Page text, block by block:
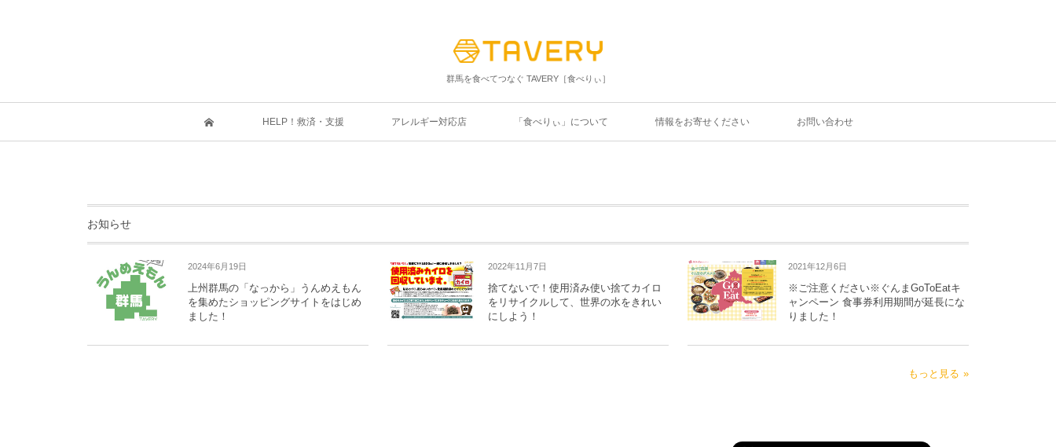
群馬を食べてつなぐ TAVERY［食べりぃ］
HELP！救済・支援 アレルギー対応店 「食べりぃ」について 情報をお寄せください お問い合わせ
お知らせ
2024年6月19日
上州群馬の「なっから」うんめえもん
を集めたショッピングサイトをはじめ
ました！
2022年11月7日
捨てないで！使用済み使い捨てカイロ
をリサイクルして、世界の水をきれい
にしよう！
2021年12月6日
※ご注意ください※ぐんまGoToEatキ
ャンペーン 食事券利用期間が延長にな
りました！
もっと見る